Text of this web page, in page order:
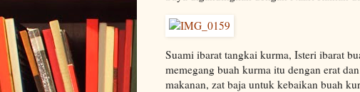
Suami ibarat tangkai kurma, Isteri ibarat
memegang buah kurma itu dengan erat
makanan, zat baja untuk kebaikan buah